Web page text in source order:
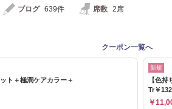
ブログ 639件 席数 2席
クーポン一覧へ
ト＋極潤ケアカラー＋
新規
【色
Tr￥
￥